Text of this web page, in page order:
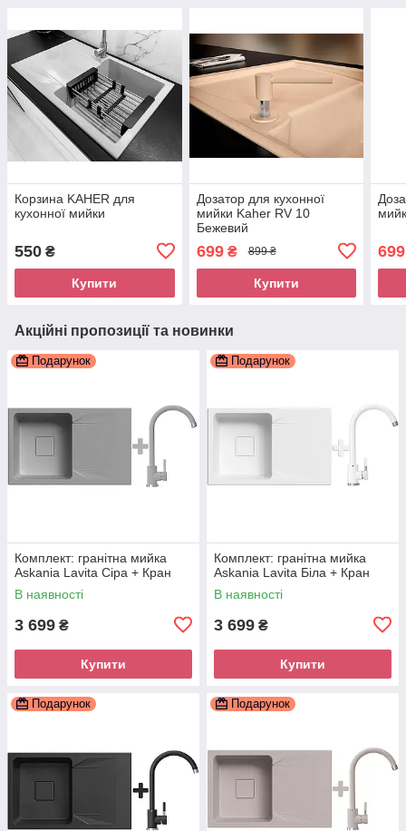
Корзина KAHER для
кухонної мийки
550 ₴
Купити
Дозатор для кухонної
мийки Kaher RV 10
Бежевий
699₴ 899 ₴
Купити
699
Акційні пропозиції та новинки
Подарунок
Комплект: гранітна мийка
Askania Lavita Сіра + Кран
В наявності
3 699 ₴
Купити
Подарунок
Комплект: гранітна мийка
Askania Lavita Біла + Кран
В наявності
3 699 ₴
Купити
Подарунок Подарунок